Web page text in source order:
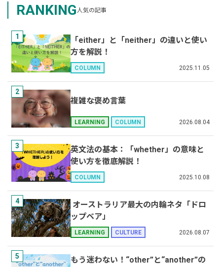
RANKING 人気の記事
1
「either」と「neither」の違いと使い
方を解説！
COLUMN 2025.11.05
2
複雑な褒め言葉
LEARNING COLUMN 2026.08.04
3
英文法の基本：「whether」の意味と
使い方を徹底解説！
COLUMN 2025.10.08
4
オーストラリア最大の内輪ネタ「ドロ
ップベア」
LEARNING CULTURE 2026.08.07
5 もう迷わない！“other”と“another”の